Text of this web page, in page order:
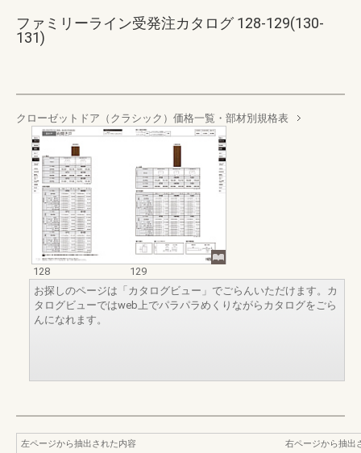
ファミリーライン受発注カタログ 128-129(130-
131)
クローゼットドア（クラシック）価格一覧・部材別規格表
128
129
お探しのページは「カタログビュー」でごらんいただけます。カ
タログビューではweb上でパラパラめくりながらカタログをごら
んになれます。
左ページから抽出された内容
右ページから抽出